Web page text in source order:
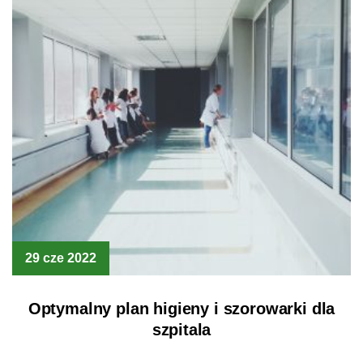
29 cze 2022
Optymalny plan higieny i szorowarki dla
szpitala